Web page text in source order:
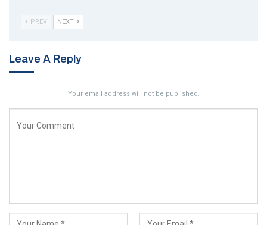
PREV NEXT
Leave A Reply
Your email address will not be published.